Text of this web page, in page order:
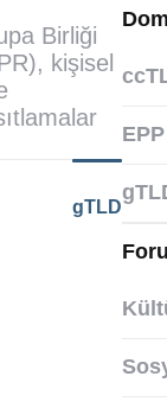
Birliği
kişisel
gTLD
EPP